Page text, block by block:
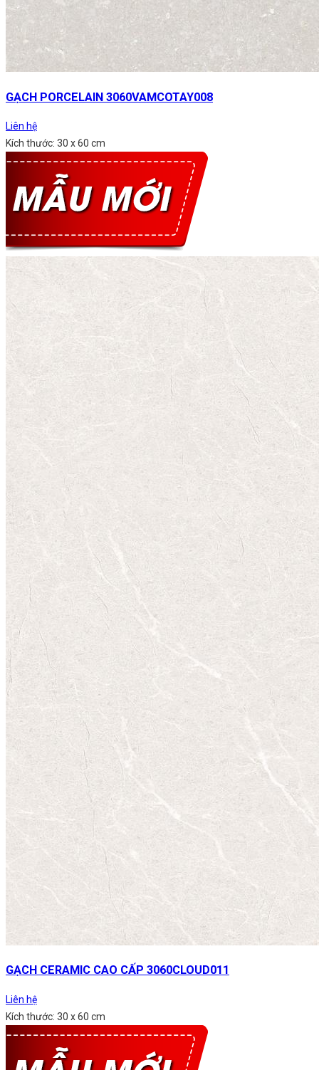
GẠCH PORCELAIN 3060VAMCOTAY008
Liên hệ
Kích thước: 30 x 60 cm
GẠCH CERAMIC CAO CẤP 3060CLOUD011
Liên hệ
Kích thước: 30 x 60 cm